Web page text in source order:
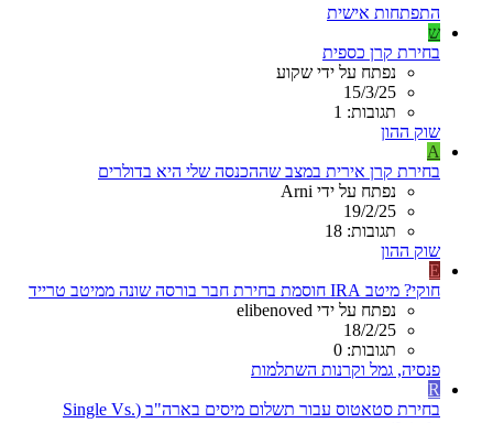
התפתחות אישית
ש
בחירת קרן כספית
נפתח על ידי שקוע
15/3/25
תגובות: 1
שוק ההון
A
בחירת קרן אירית במצב שההכנסה שלי היא בדולרים
נפתח על ידי Arni
19/2/25
תגובות: 18
שוק ההון
E
חוקי? מיטב IRA חוסמת בחירת חבר בורסה שונה ממיטב טרייד
נפתח על ידי elibenoved
18/2/25
תגובות: 0
פנסיה, גמל וקרנות השתלמות
R
בחירת סטאטוס עבור תשלום מיסים בארה"ב (Single Vs.